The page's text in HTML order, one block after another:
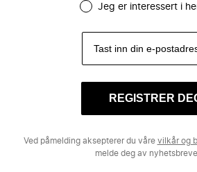
Jeg er interessert i
REGISTRER
Ved påmelding aksepterer du våre vilkår og
melde deg av